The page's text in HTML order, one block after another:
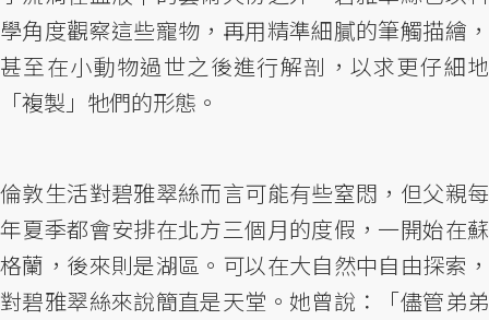
學角度觀察這些寵物，再用精準細膩的筆觸描繪，
甚至在小動物過世之後進行解剖，以求更仔細地
「複製」牠們的形態。
倫敦生活對碧雅翠絲而言可能有些窒悶，但父親每
年夏季都會安排在北方三個月的度假，一開始在蘇
格蘭，後來則是湖區。可以在大自然中自由探索，
對碧雅翠絲來說簡直是天堂。她曾說：「儘管弟弟